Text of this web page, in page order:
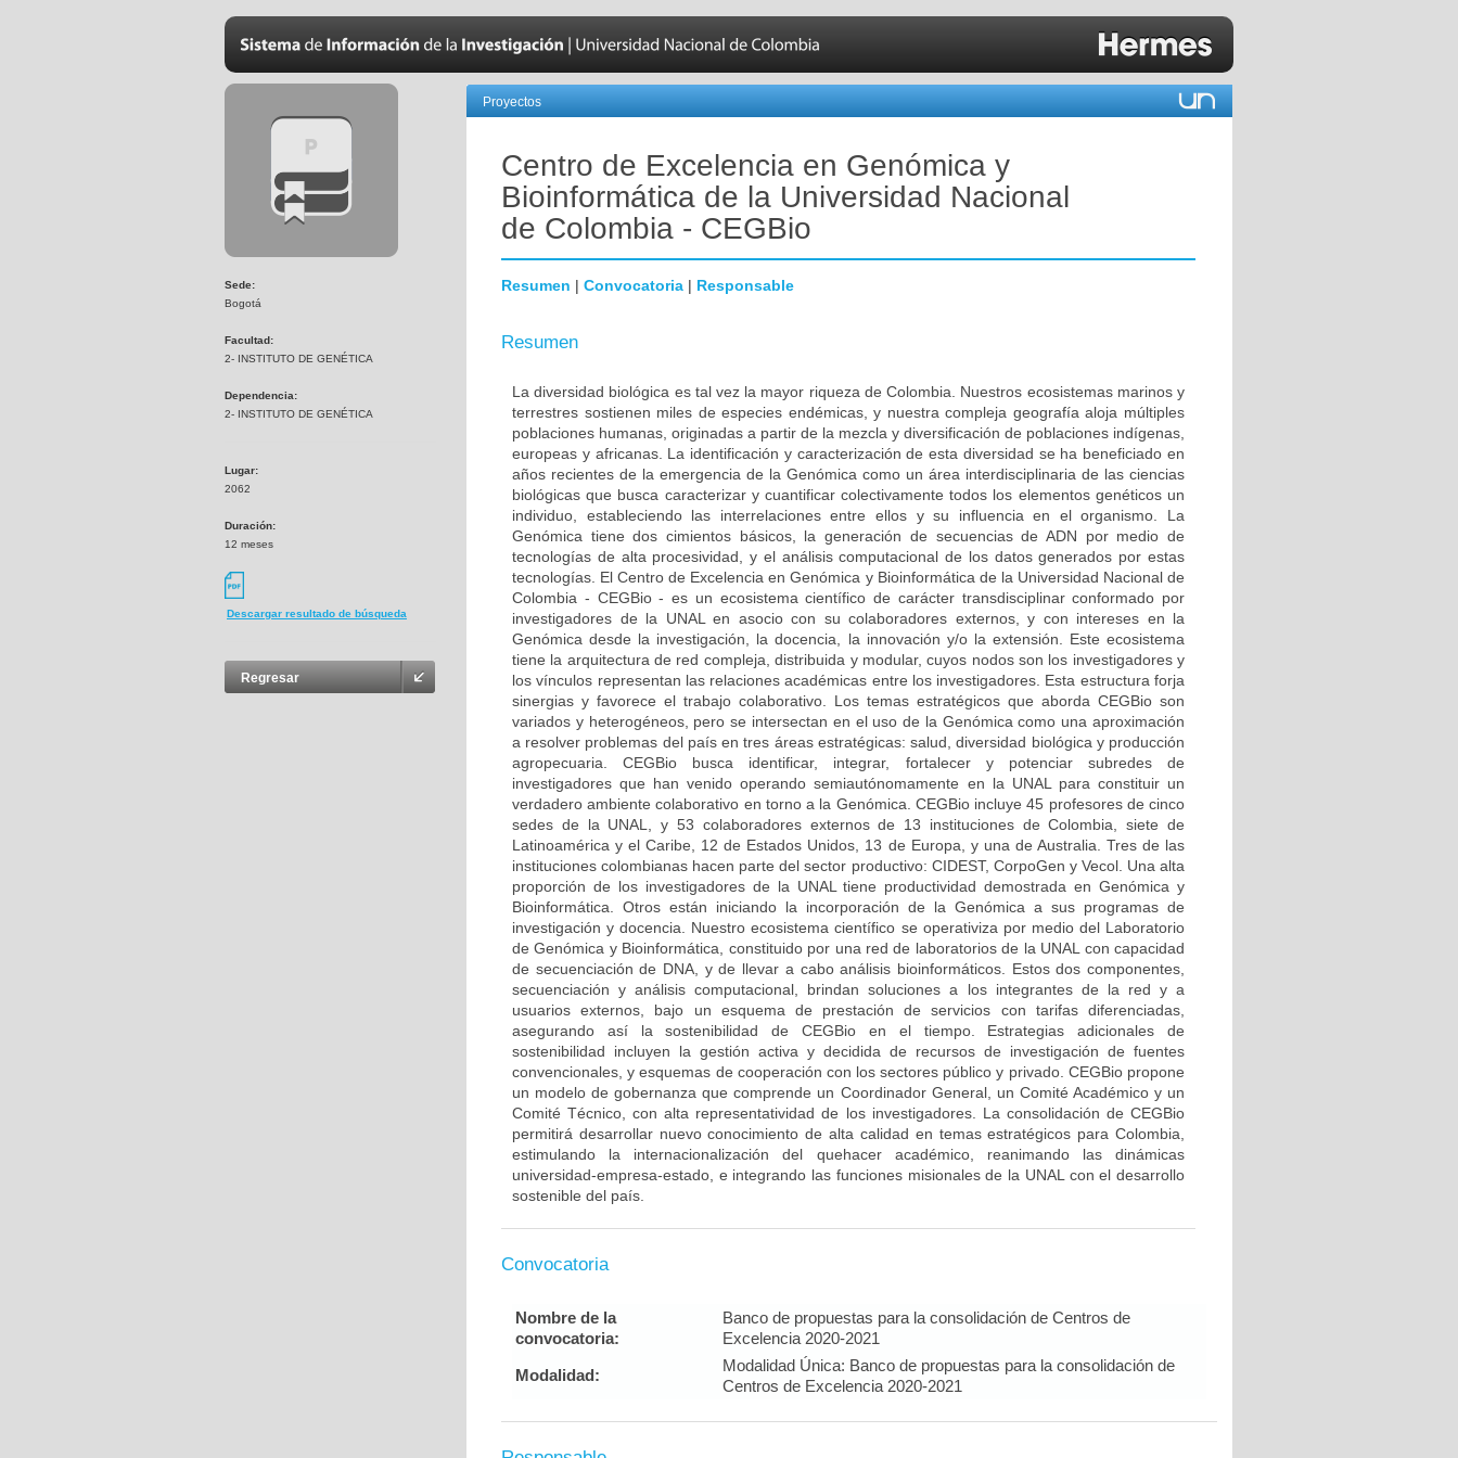
Sede:
Bogotá
Facultad:
2- INSTITUTO DE GENÉTICA
Dependencia:
2- INSTITUTO DE GENÉTICA
Lugar:
2062
Duración:
12 meses
Descargar resultado de búsqueda
Regresar
Proyectos
Centro de Excelencia en Genómica y
Bioinformática de la Universidad Nacional
de Colombia - CEGBio
Resumen | Convocatoria | Responsable
Resumen
La diversidad biológica es tal vez la mayor riqueza de Colombia. Nuestros ecosistemas marinos y
terrestres sostienen miles de especies endémicas, y nuestra compleja geografía aloja múltiples
poblaciones humanas, originadas a partir de la mezcla y diversificación de poblaciones indígenas,
europeas y africanas. La identificación y caracterización de esta diversidad se ha beneficiado en
años recientes de la emergencia de la Genómica como un área interdisciplinaria de las ciencias
biológicas que busca caracterizar y cuantificar colectivamente todos los elementos genéticos un
individuo, estableciendo las interrelaciones entre ellos y su influencia en el organismo. La
Genómica tiene dos cimientos básicos, la generación de secuencias de ADN por medio de
tecnologías de alta procesividad, y el análisis computacional de los datos generados por estas
tecnologías. El Centro de Excelencia en Genómica y Bioinformática de la Universidad Nacional de
Colombia - CEGBio - es un ecosistema científico de carácter transdisciplinar conformado por
investigadores de la UNAL en asocio con su colaboradores externos, y con intereses en la
Genómica desde la investigación, la docencia, la innovación y/o la extensión. Este ecosistema
tiene la arquitectura de red compleja, distribuida y modular, cuyos nodos son los investigadores y
los vínculos representan las relaciones académicas entre los investigadores. Esta estructura forja
sinergias y favorece el trabajo colaborativo. Los temas estratégicos que aborda CEGBio son
variados y heterogéneos, pero se intersectan en el uso de la Genómica como una aproximación
a resolver problemas del país en tres áreas estratégicas: salud, diversidad biológica y producción
agropecuaria. CEGBio busca identificar, integrar, fortalecer y potenciar subredes de
investigadores que han venido operando semiautónomamente en la UNAL para constituir un
verdadero ambiente colaborativo en torno a la Genómica. CEGBio incluye 45 profesores de cinco
sedes de la UNAL, y 53 colaboradores externos de 13 instituciones de Colombia, siete de
Latinoamérica y el Caribe, 12 de Estados Unidos, 13 de Europa, y una de Australia. Tres de las
instituciones colombianas hacen parte del sector productivo: CIDEST, CorpoGen y Vecol. Una alta
proporción de los investigadores de la UNAL tiene productividad demostrada en Genómica y
Bioinformática. Otros están iniciando la incorporación de la Genómica a sus programas de
investigación y docencia. Nuestro ecosistema científico se operativiza por medio del Laboratorio
de Genómica y Bioinformática, constituido por una red de laboratorios de la UNAL con capacidad
de secuenciación de DNA, y de llevar a cabo análisis bioinformáticos. Estos dos componentes,
secuenciación y análisis computacional, brindan soluciones a los integrantes de la red y a
usuarios externos, bajo un esquema de prestación de servicios con tarifas diferenciadas,
asegurando así la sostenibilidad de CEGBio en el tiempo. Estrategias adicionales de
sostenibilidad incluyen la gestión activa y decidida de recursos de investigación de fuentes
convencionales, y esquemas de cooperación con los sectores público y privado. CEGBio propone
un modelo de gobernanza que comprende un Coordinador General, un Comité Académico y un
Comité Técnico, con alta representatividad de los investigadores. La consolidación de CEGBio
permitirá desarrollar nuevo conocimiento de alta calidad en temas estratégicos para Colombia,
estimulando la internacionalización del quehacer académico, reanimando las dinámicas
universidad-empresa-estado, e integrando las funciones misionales de la UNAL con el desarrollo
sostenible del país.
Convocatoria
Nombre de la
convocatoria:
Banco de propuestas para la consolidación de Centros de
Excelencia 2020-2021
Modalidad:
Modalidad Única: Banco de propuestas para la consolidación de
Centros de Excelencia 2020-2021